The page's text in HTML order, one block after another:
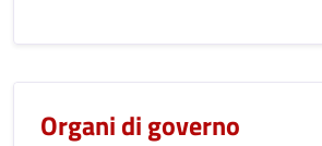
Organi di governo